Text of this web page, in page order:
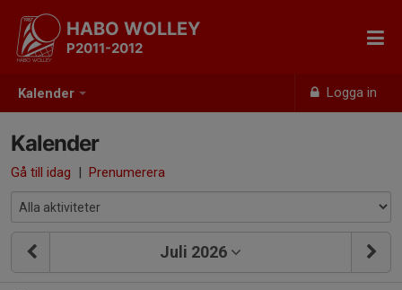
Kalender Logga in
HABO WOLLEY
P2011-2012
Kalender
Gå till idag | Prenumerera
Juli 2026